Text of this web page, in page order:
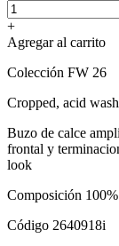
+
Agregar al carrito
Colección FW 26
Cropped, acid
Buzo de calce
frontal y
look
Composición
Código 2640918i